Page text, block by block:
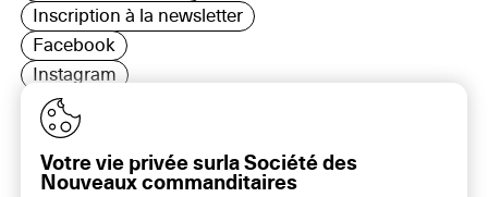
Inscription à la newsletter
Facebook
Instagram
LinkedIn
Votre vie privée surla Société des
Nouveaux commanditaires